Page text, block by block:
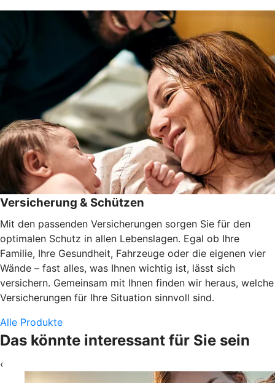
Versicherung & Schützen
Mit den passenden Versicherungen sorgen Sie für den
optimalen Schutz in allen Lebenslagen. Egal ob Ihre
Familie, Ihre Gesundheit, Fahrzeuge oder die eigenen vier
Wände – fast alles, was Ihnen wichtig ist, lässt sich
versichern. Gemeinsam mit Ihnen finden wir heraus, welche
Versicherungen für Ihre Situation sinnvoll sind.
Alle Produkte
Das könnte interessant für Sie sein
‹